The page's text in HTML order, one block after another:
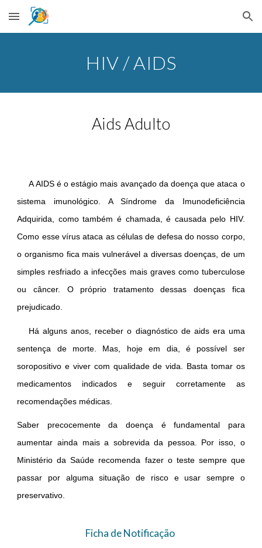
Skip to main content Skip to navigation
HIV / AIDS
Aids Adulto
A AIDS é o estágio mais avançado da doença que ataca o
sistema imunológico. A Síndrome da Imunodeficiência
Adquirida, como também é chamada, é causada pelo HIV.
Como esse vírus ataca as células de defesa do nosso corpo,
o organismo fica mais vulnerável a diversas doenças, de um
simples resfriado a infecções mais graves como tuberculose
ou câncer. O próprio tratamento dessas doenças fica
prejudicado.
Há alguns anos, receber o diagnóstico de aids era uma
sentença de morte. Mas, hoje em dia, é possível ser
soropositivo e viver com qualidade de vida. Basta tomar os
medicamentos indicados e seguir corretamente as
recomendações médicas.
Saber precocemente da doença é fundamental para
aumentar ainda mais a sobrevida da pessoa. Por isso, o
Ministério da Saúde recomenda fazer o teste sempre que
passar por alguma situação de risco e usar sempre o
preservativo.
Ficha de Notificação